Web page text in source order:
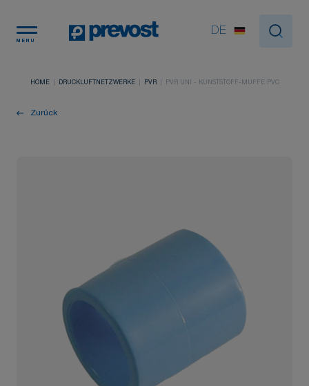
MENU
DE
HOME DRUCKLUFTNETZWERKE PVR PVR UNI - KUNSTSTOFF-MUFFE PVC
Zurück